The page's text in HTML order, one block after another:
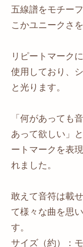
五線譜をモチー
こかユニークさ
リピートマーク
使用しており、
と光ります。
「何があっても
あって欲しい」
ートマークを表
れました。
敢えて音符は載
て様々な曲を思
す。
サイズ（約）：